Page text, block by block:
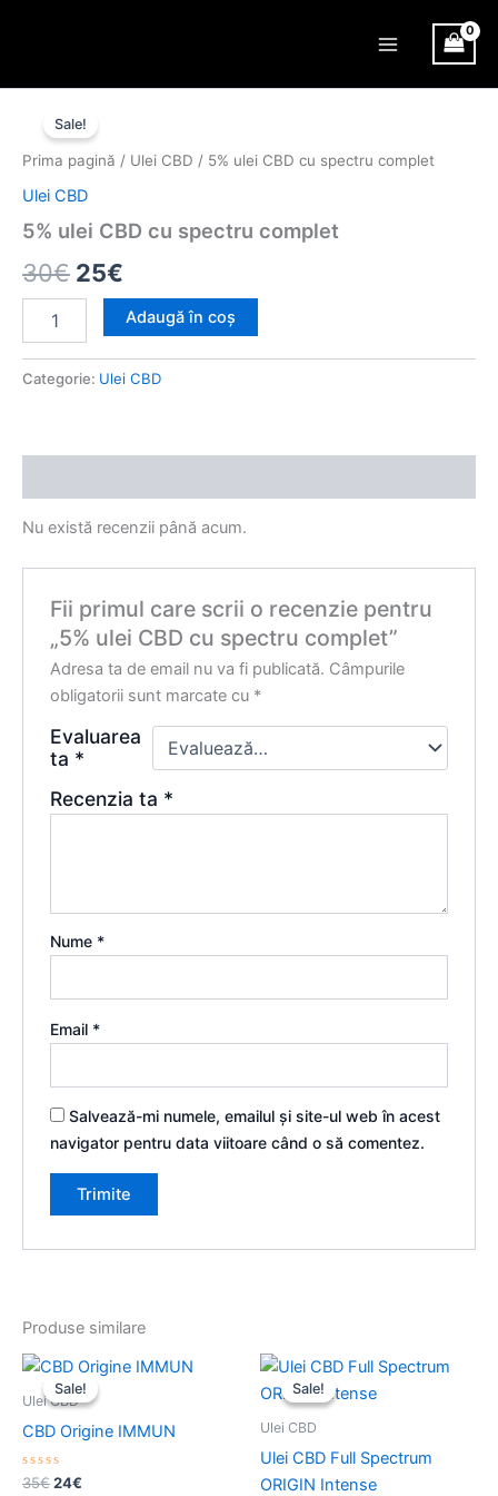
Menu
Sale!
Prima pagină / Ulei CBD / 5% ulei CBD cu spectru complet
Ulei CBD
5% ulei CBD cu spectru complet
30€
inițial
a
fost:
30€.
25€
curent
25€.
CBD
cu
complet
Adaugă în coș
Categorie: Ulei CBD
Nu există recenzii până acum.
Fii primul care scrii o recenzie pentru
„5% ulei CBD cu spectru complet”
Adresa ta de email nu va fi publicată. Câmpurile
obligatorii sunt marcate cu *
Evaluarea
ta *
Recenzia ta *
Nume *
Email *
Salvează-mi numele, emailul și site-ul web în acest
navigator pentru data viitoare când o să comentez.
Produse similare
Sale!
Sale!
Ulei CBD
CBD Origine IMMUN
Evaluat
35€
Prețul
inițial
a
35€.
24€
Prețul
curent
este:
Sale!
Sale!
Ulei CBD
Ulei CBD Full Spectrum
ORIGIN Intense
Prețul
inițial
a
59€.
Prețul
curent
este: